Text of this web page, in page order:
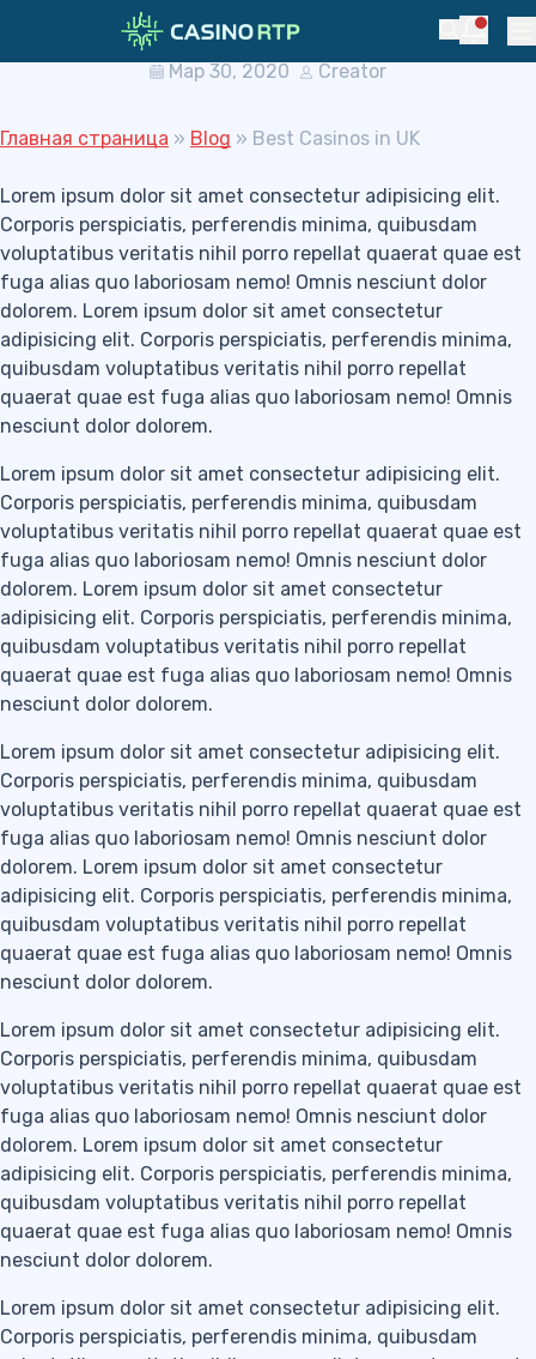
Skip to navigation
Skip to content
Search
Best Casinos in UK
Мар 30, 2020 Creator
Главная страница » Blog » Best Casinos in UK
Lorem ipsum dolor sit amet consectetur adipisicing elit.
Corporis perspiciatis, perferendis minima, quibusdam
voluptatibus veritatis nihil porro repellat quaerat quae est
fuga alias quo laboriosam nemo! Omnis nesciunt dolor
dolorem. Lorem ipsum dolor sit amet consectetur
adipisicing elit. Corporis perspiciatis, perferendis minima,
quibusdam voluptatibus veritatis nihil porro repellat
quaerat quae est fuga alias quo laboriosam nemo! Omnis
nesciunt dolor dolorem.
Lorem ipsum dolor sit amet consectetur adipisicing elit.
Corporis perspiciatis, perferendis minima, quibusdam
voluptatibus veritatis nihil porro repellat quaerat quae est
fuga alias quo laboriosam nemo! Omnis nesciunt dolor
dolorem. Lorem ipsum dolor sit amet consectetur
adipisicing elit. Corporis perspiciatis, perferendis minima,
quibusdam voluptatibus veritatis nihil porro repellat
quaerat quae est fuga alias quo laboriosam nemo! Omnis
nesciunt dolor dolorem.
Lorem ipsum dolor sit amet consectetur adipisicing elit.
Corporis perspiciatis, perferendis minima, quibusdam
voluptatibus veritatis nihil porro repellat quaerat quae est
fuga alias quo laboriosam nemo! Omnis nesciunt dolor
dolorem. Lorem ipsum dolor sit amet consectetur
adipisicing elit. Corporis perspiciatis, perferendis minima,
quibusdam voluptatibus veritatis nihil porro repellat
quaerat quae est fuga alias quo laboriosam nemo! Omnis
nesciunt dolor dolorem.
Lorem ipsum dolor sit amet consectetur adipisicing elit.
Corporis perspiciatis, perferendis minima, quibusdam
voluptatibus veritatis nihil porro repellat quaerat quae est
fuga alias quo laboriosam nemo! Omnis nesciunt dolor
dolorem. Lorem ipsum dolor sit amet consectetur
adipisicing elit. Corporis perspiciatis, perferendis minima,
quibusdam voluptatibus veritatis nihil porro repellat
quaerat quae est fuga alias quo laboriosam nemo! Omnis
nesciunt dolor dolorem.
Lorem ipsum dolor sit amet consectetur adipisicing elit.
Corporis perspiciatis, perferendis minima, quibusdam